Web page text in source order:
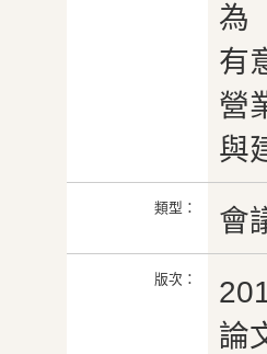
為
有
營
與
類型： 會
版次：
論